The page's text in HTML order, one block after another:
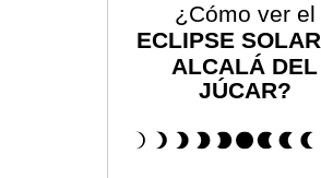
¿Cómo ver el
ECLIPSE SOLAR
ALCALÁ DEL
JÚCAR?